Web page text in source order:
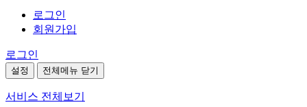
로그인
회원가입
로그인
설정 전체메뉴 닫기
서비스 전체보기